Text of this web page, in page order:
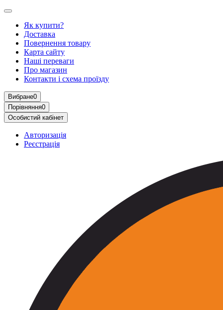
Як купити?
Доставка
Повернення товару
Карта сайту
Наші переваги
Про магазин
Контакти і схема проїзду
Вибране0
Порівняння0
Особистий кабінет
Авторизація
Реєстрація